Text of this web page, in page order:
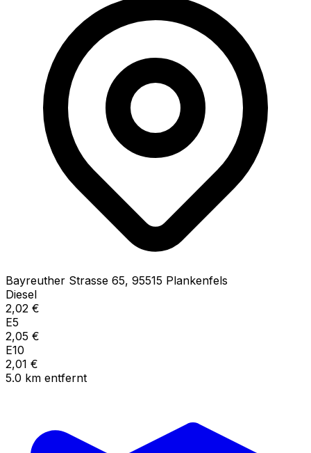
Bayreuther Strasse 65, 95515 Plankenfels
Diesel
2,02 €
E5
2,05 €
E10
2,01 €
5.0 km entfernt